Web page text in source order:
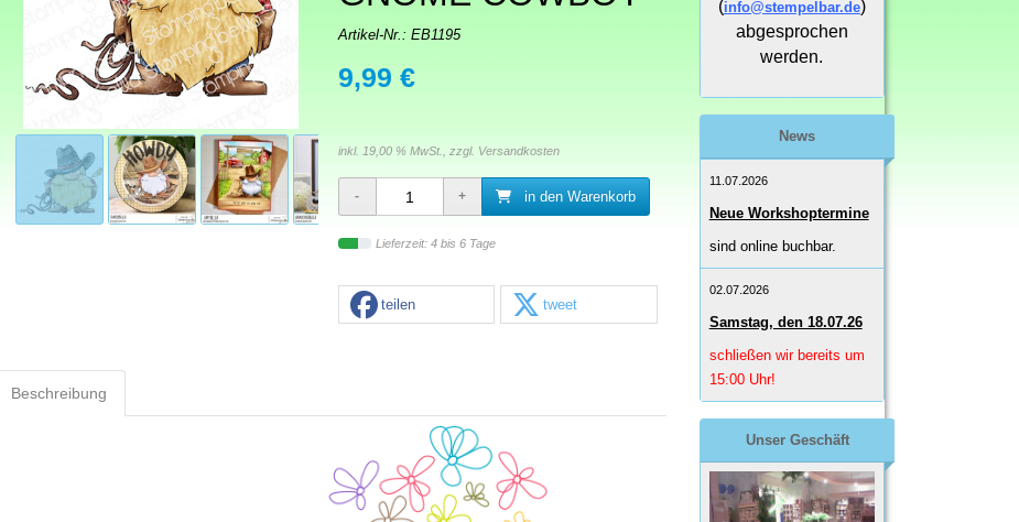
Artikel-Nr.: EB1195
9,99 €
inkl. 19,00 % MwSt., zzgl. Versandkosten
in den Warenkorb
Lieferzeit: 4 bis 6 Tage
teilen tweet
Beschreibung
(info@stempelbar.de)
abgesprochen
werden.
News
11.07.2026
Neue Workshoptermine
sind online buchbar.
02.07.2026
Samstag, den 18.07.26
schließen wir bereits um
15:00 Uhr!
Unser Geschäft